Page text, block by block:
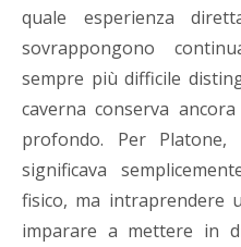
quale esperienza
sovrappongono
sempre più difficile
caverna conserva
profondo. Per
significava
fisico, ma intraprendere
imparare a mettere in